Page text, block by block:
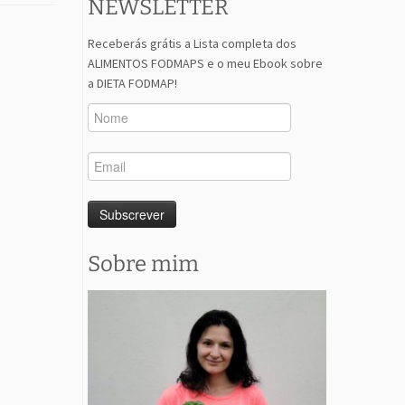
NEWSLETTER
Receberás grátis a Lista completa dos
ALIMENTOS FODMAPS e o meu Ebook sobre
a DIETA FODMAP!
Sobre mim